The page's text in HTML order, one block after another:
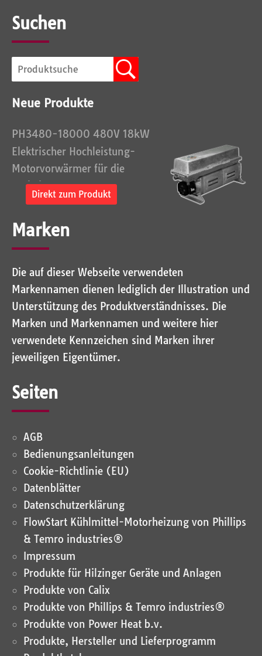
Suchen
Neue Produkte
PH3480-18000 480V 18kW
Elektrischer Hochleistung-
Motorvorwärmer für die
Vorheizung von...
Direkt zum Produkt
Marken
Die auf dieser Webseite verwendeten
Markennamen dienen lediglich der Illustration und
Unterstützung des Produktverständnisses. Die
Marken und Markennamen und weitere hier
verwendete Kennzeichen sind Marken ihrer
jeweiligen Eigentümer.
Seiten
AGB
Bedienungsanleitungen
Cookie-Richtlinie (EU)
Datenblätter
Datenschutz­erklärung
FlowStart Kühlmittel-Motorheizung von Phillips
& Temro industries®
Impressum
Produkte für Hilzinger Geräte und Anlagen
Produkte von Calix
Produkte von Phillips & Temro industries®
Produkte von Power Heat b.v.
Produkte, Hersteller und Lieferprogramm